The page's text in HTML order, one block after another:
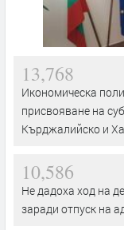
13,768
Икономическа
присвояване на
Кърджалийско и
10,586
Не дадоха ход на
заради отпуск на